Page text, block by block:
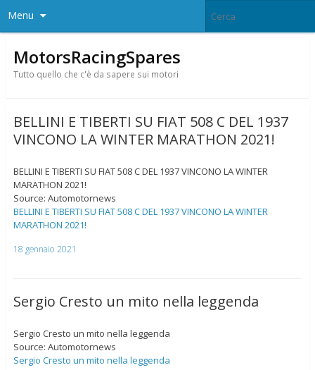
Menu
MotorsRacingSpares
Tutto quello che c'è da sapere sui motori
BELLINI E TIBERTI SU FIAT 508 C DEL 1937
VINCONO LA WINTER MARATHON 2021!
BELLINI E TIBERTI SU FIAT 508 C DEL 1937 VINCONO LA WINTER
MARATHON 2021!
Source: Automotornews
BELLINI E TIBERTI SU FIAT 508 C DEL 1937 VINCONO LA WINTER
MARATHON 2021!
18 gennaio 2021
Sergio Cresto un mito nella leggenda
Sergio Cresto un mito nella leggenda
Source: Automotornews
Sergio Cresto un mito nella leggenda